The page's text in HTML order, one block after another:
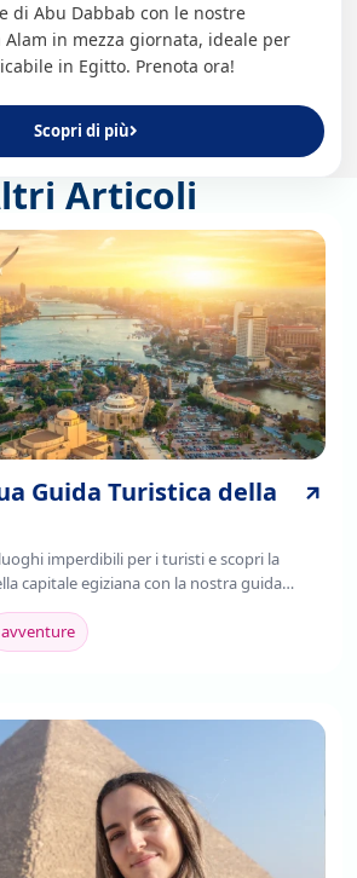
di Abu Dabbab con le nostre
in mezza giornata, ideale per
in Egitto. Prenota ora!
Scopri di più
Articoli
Guida Turistica della
imperdibili per i turisti e scopri la
capitale egiziana con la nostra guida
avventure